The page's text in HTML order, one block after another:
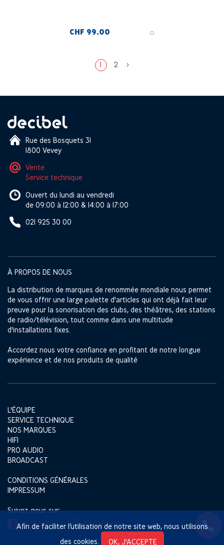
Afin de faciliter l’utilisation de notre site web, nous utilisons
des cookies.
OK, J’ACCEPTE
CHF 99.00
1 2 >
Rue des Bosquets 31
1800 Vevey
Vente
Service technique
Ouvert du lundi au vendredi
de 09:00 à 12:00 & 14:00 à 17:00
021 925 30 00
À PROPOS DE NOUS
La distribution de marques de renommée mondiale nous permet
de vous offrir une large palette d'articles qui ont déjà fait leur
preuve pour la sonorisation des clubs, des théâtres, des stations
de radio/télévision, tout comme dans une multitude
d'installations fixes.
Accordez nous votre confiance en profitant de notre longue
expérience et de nos produits de qualité
L'ÉQUIPE
SERVICE TECHNIQUE
NOS MARQUES
HIFI
PRO AUDIO
BROADCAST
CONDITIONS GÉNÉRALES
IMPRESSUM
Suivez-nous sur:
FACEBOOK
INSTAGRAM